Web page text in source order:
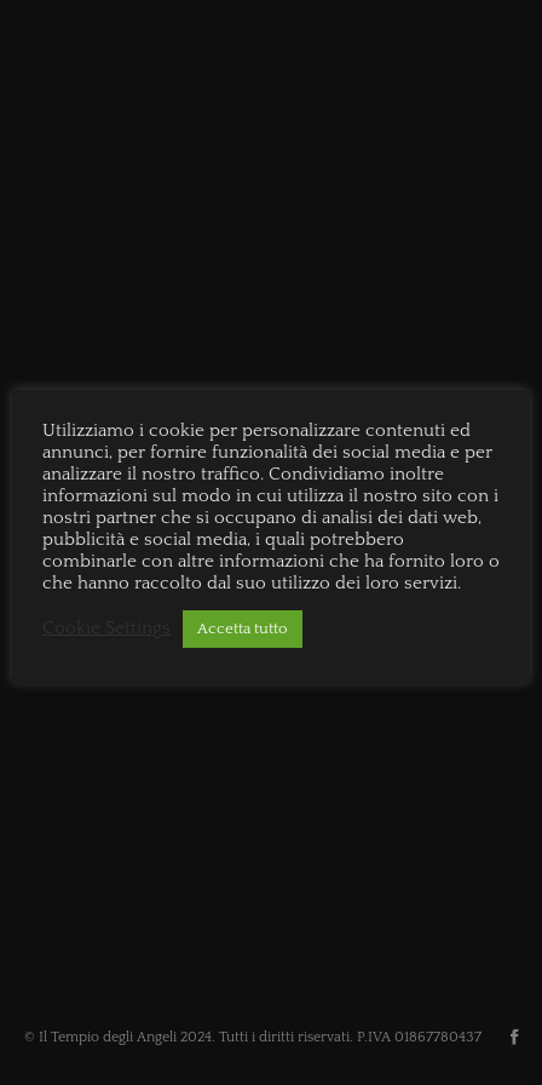
© Il Tempio degli Angeli 2024. Tutti i diritti riservati. P.IVA 01867780437
Utilizziamo i cookie per personalizzare contenuti ed
annunci, per fornire funzionalità dei social media e per
analizzare il nostro traffico. Condividiamo inoltre
informazioni sul modo in cui utilizza il nostro sito con i
nostri partner che si occupano di analisi dei dati web,
pubblicità e social media, i quali potrebbero
combinarle con altre informazioni che ha fornito loro o
che hanno raccolto dal suo utilizzo dei loro servizi.
Accetta tutto